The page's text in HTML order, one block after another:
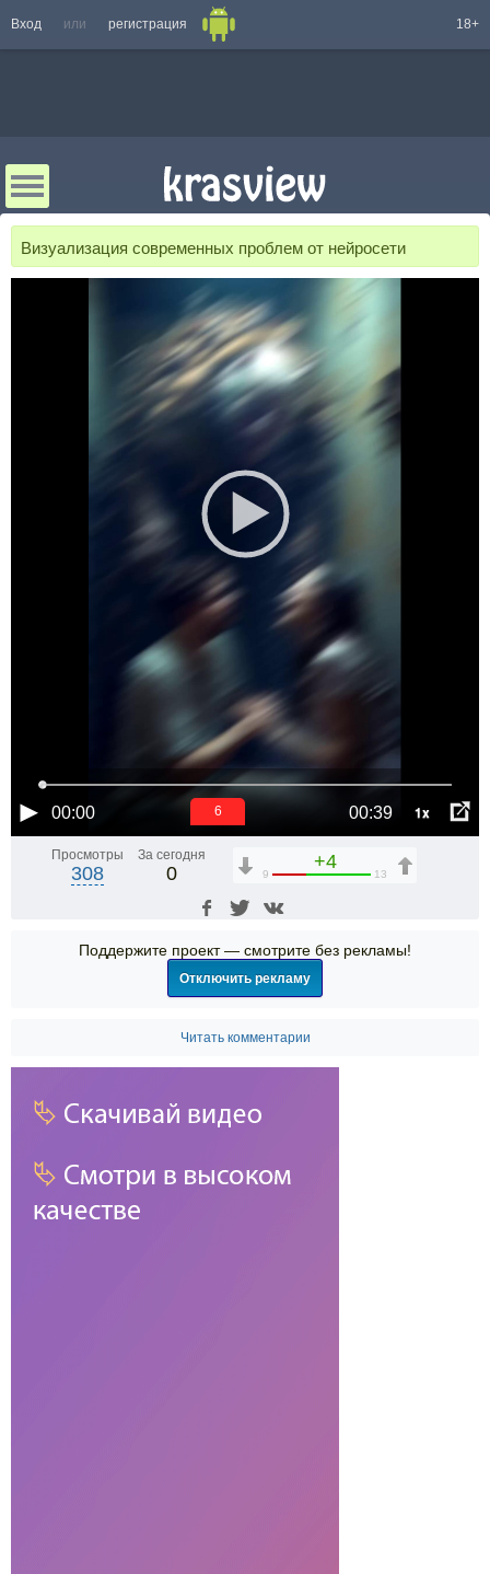
Вход или регистрация 18+
Визуализация современных проблем от нейросети
00:00 00:39 1x
5
Просмотры
308
За сегодня
0
+4
9 13
Поддержите проект — смотрите без рекламы!
Отключить рекламу
Читать комментарии